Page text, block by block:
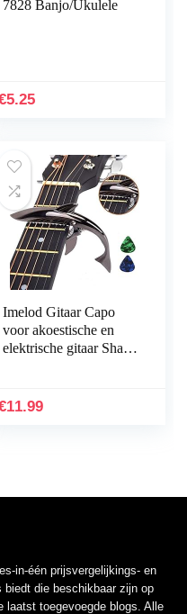
7828 Banjo/Ukulele
5.25
Imelod Gitaar Capo
voor akoestische en
elektrische gitaar Shark
goed handgevoel, geen
11.99
in-één prijsvergelijkings- en
biedt die beschikbaar zijn op
laatst toegevoegde blogs. Alle